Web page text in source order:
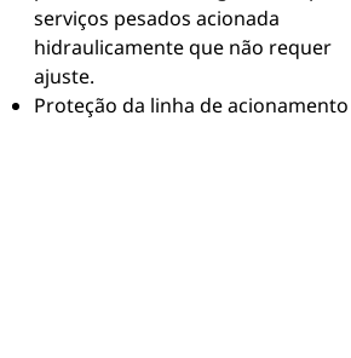
serviços pesados acionada
hidraulicamente que não requer
ajuste.
Proteção da linha de acionamento